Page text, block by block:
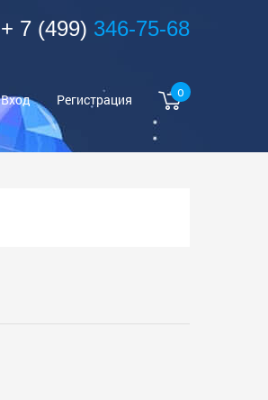
+ 7 (499) 346-75-68
Вход Регистрация 0